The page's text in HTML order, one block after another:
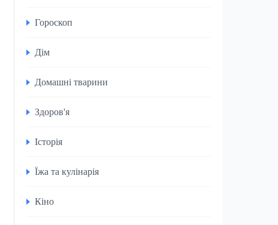
Гороскоп
Дім
Домашні тварини
Здоров'я
Історія
Їжа та кулінарія
Кіно